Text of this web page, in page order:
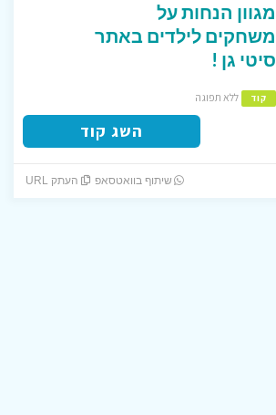
מגוון הנחות על
משחקים לילדים באתר
סיטי גן !
קוד ללא תפוגה
השג קוד
שיתוף בוואטסאפ העתק URL